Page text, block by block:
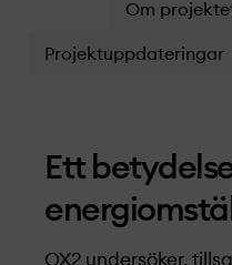
Om
Projektuppdateringar
Ett
OX2 undersöker,